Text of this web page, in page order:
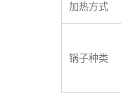
加热方式
锅子种类